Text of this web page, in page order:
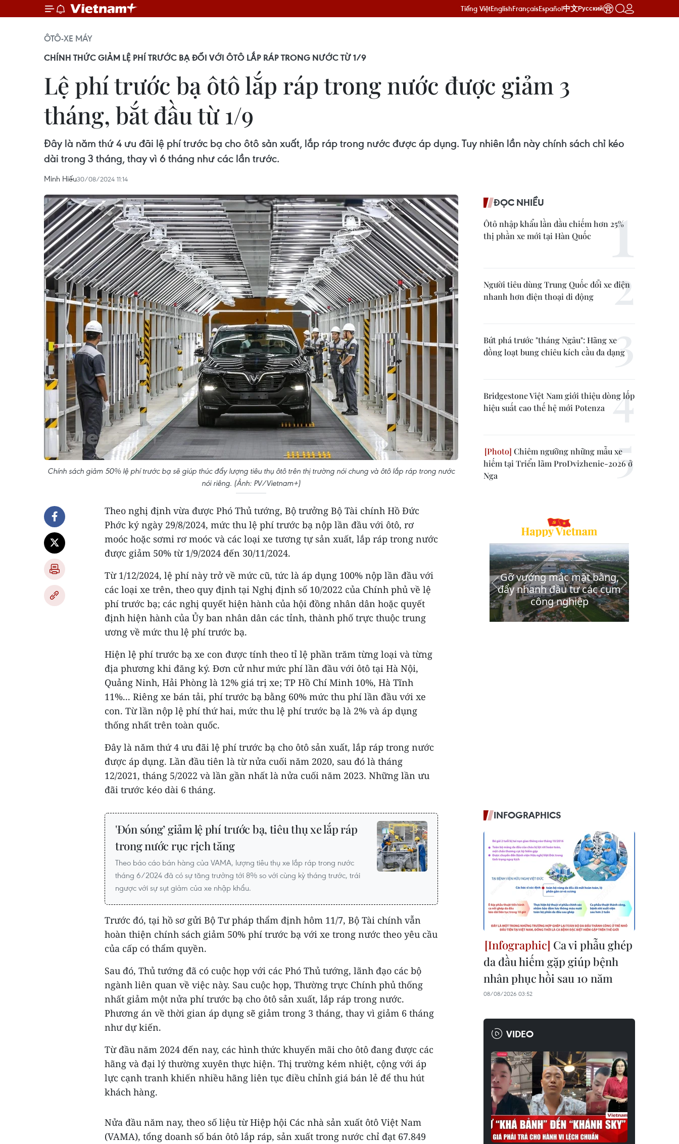
Tiếng ViệtEnglishFrançaisEspañol中文Русский
ÔTÔ-XE MÁY
CHÍNH THỨC GIẢM LỆ PHÍ TRƯỚC BẠ ĐỐI VỚI ÔTÔ LẮP RÁP TRONG NƯỚC TỪ 1/9
Lệ phí trước bạ ôtô lắp ráp trong nước được giảm 3
tháng, bắt đầu từ 1/9
Đây là năm thứ 4 ưu đãi lệ phí trước bạ cho ôtô sản xuất, lắp ráp trong nước được áp dụng. Tuy nhiên lần này chính sách chỉ kéo
dài trong 3 tháng, thay vì 6 tháng như các lần trước.
Minh Hiếu30/08/2024 11:14
Chính sách giảm 50% lệ phí trước bạ sẽ giúp thúc đẩy lượng tiêu thụ ôtô trên thị trường nói chung và ôtô lắp ráp trong nước
nói riêng. (Ảnh: PV/Vietnam+)
Theo nghị định vừa được Phó Thủ tướng, Bộ trưởng Bộ Tài chính Hồ Đức
Phớc ký ngày 29/8/2024, mức thu lệ phí trước bạ nộp lần đầu với ôtô, rơ
moóc hoặc sơmi rơ moóc và các loại xe tương tự sản xuất, lắp ráp trong nước
được giảm 50% từ 1/9/2024 đến 30/11/2024.
Từ 1/12/2024, lệ phí này trở về mức cũ, tức là áp dụng 100% nộp lần đầu với
các loại xe trên, theo quy định tại Nghị định số 10/2022 của Chính phủ về lệ
phí trước bạ; các nghị quyết hiện hành của hội đồng nhân dân hoặc quyết
định hiện hành của Ủy ban nhân dân các tỉnh, thành phố trực thuộc trung
ương về mức thu lệ phí trước bạ.
Hiện lệ phí trước bạ xe con được tính theo tỉ lệ phần trăm từng loại và từng
địa phương khi đăng ký. Đơn cử như mức phí lần đầu với ôtô tại Hà Nội,
Quảng Ninh, Hải Phòng là 12% giá trị xe; TP Hồ Chí Minh 10%, Hà Tĩnh
11%... Riêng xe bán tải, phí trước bạ bằng 60% mức thu phí lần đầu với xe
con. Từ lần nộp lệ phí thứ hai, mức thu lệ phí trước bạ là 2% và áp dụng
thống nhất trên toàn quốc.
Đây là năm thứ 4 ưu đãi lệ phí trước bạ cho ôtô sản xuất, lắp ráp trong nước
được áp dụng. Lần đầu tiên là từ nửa cuối năm 2020, sau đó là tháng
12/2021, tháng 5/2022 và lần gần nhất là nửa cuối năm 2023. Những lần ưu
đãi trước kéo dài 6 tháng.
'Đón sóng’ giảm lệ phí trước bạ, tiêu thụ xe lắp ráp
trong nước rục rịch tăng
Theo báo cáo bán hàng của VAMA, lượng tiêu thụ xe lắp ráp trong nước
tháng 6/2024 đã có sự tăng trưởng tới 8% so với cùng kỳ tháng trước, trái
ngược với sự sụt giảm của xe nhập khẩu.
Trước đó, tại hồ sơ gửi Bộ Tư pháp thẩm định hôm 11/7, Bộ Tài chính vẫn
hoàn thiện chính sách giảm 50% phí trước bạ với xe trong nước theo yêu cầu
của cấp có thẩm quyền.
Sau đó, Thủ tướng đã có cuộc họp với các Phó Thủ tướng, lãnh đạo các bộ
ngành liên quan về việc này. Sau cuộc họp, Thường trực Chính phủ thống
nhất giảm một nửa phí trước bạ cho ôtô sản xuất, lắp ráp trong nước.
Phương án về thời gian áp dụng sẽ giảm trong 3 tháng, thay vì giảm 6 tháng
như dự kiến.
Từ đầu năm 2024 đến nay, các hình thức khuyến mãi cho ôtô đang được các
hãng và đại lý thường xuyên thực hiện. Thị trường kém nhiệt, cộng với áp
lực cạnh tranh khiến nhiều hãng liên tục điều chỉnh giá bán lẻ để thu hút
khách hàng.
Nửa đầu năm nay, theo số liệu từ Hiệp hội Các nhà sản xuất ôtô Việt Nam
(VAMA), tổng doanh số bán ôtô lắp ráp, sản xuất trong nước chỉ đạt 67.849
ĐỌC NHIỀU
Ôtô nhập khẩu lần đầu chiếm hơn 25%
thị phần xe mới tại Hàn Quốc
Người tiêu dùng Trung Quốc đổi xe điện
nhanh hơn điện thoại di động
Bứt phá trước "tháng Ngâu": Hãng xe
đồng loạt bung chiêu kích cầu đa dạng
Bridgestone Việt Nam giới thiệu dòng lốp
hiệu suất cao thế hệ mới Potenza
Chiêm ngưỡng những mẫu xe
hiếm tại Triển lãm ProDvizhenie-2026 ở
Nga
INFOGRAPHICS
Ca vi phẫu ghép
da đầu hiếm gặp giúp bệnh
nhân phục hồi sau 10 năm
08/08/2026 03:52
VIDEO